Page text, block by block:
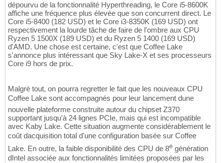
dépourvu de la fonctionnalité Hyperthreading, le Core i5-8600K
affiche une fréquence plus élevée que son concurrent direct. Le
Core i5-8400 (182 USD) et le Core i3-8350K (169 USD) ont
respectivement la lourde tâche de faire de l'ombre aux CPU
Ryzen 5 1500X (189 USD) et du Ryzen 5 1400 (169 USD)
d'AMD. Une chose est certaine, c'est que Coffee Lake
s'annonce plus intéressant que Sky Lake-X et ses processeurs
Core i9 hors de prix.
Malgré tout, on pourra regretter le fait que les nouveaux CPU
Coffee Lake sont accompagnés pour leur lancement dune
nouvelle plateforme construite autour du chipset Z370
supportant jusqu'à 24 lignes PCIe, mais qui est incompatible
avec Kaby Lake. Cette situation augmente considérablement le
coût dacquisition total d'une configuration basée sur Coffee
Lake. En outre, la faible disponibilité des CPU de 8e génération
dIntel associée aux fonctionnalités limitées proposées par les